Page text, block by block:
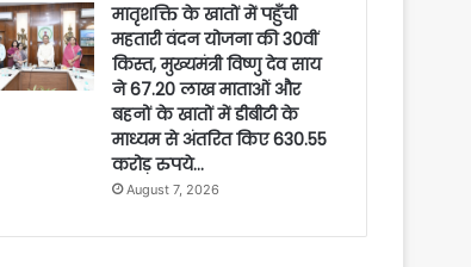
मातृशक्ति के खातों में पहुँची
महतारी वंदन योजना की 30वीं
किस्त, मुख्यमंत्री विष्णु देव साय
ने 67.20 लाख माताओं और
बहनों के खातों में डीबीटी के
माध्यम से अंतरित किए 630.55
करोड़ रुपये…
August 7, 2026